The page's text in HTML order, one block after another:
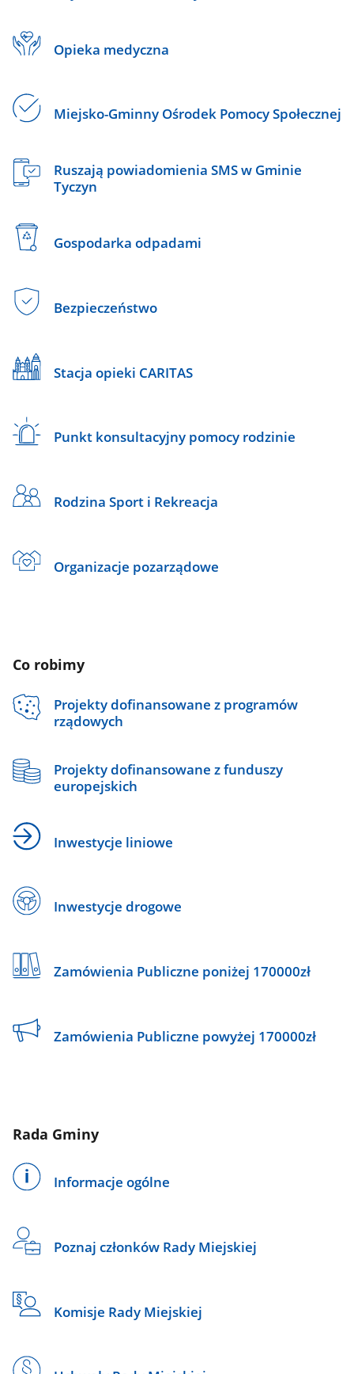
Opieka medyczna
Miejsko-Gminny Ośrodek Pomocy Społecznej
Ruszają powiadomienia SMS w Gminie
Tyczyn
Gospodarka odpadami
Bezpieczeństwo
Stacja opieki CARITAS
Punkt konsultacyjny pomocy rodzinie
Rodzina Sport i Rekreacja
Organizacje pozarządowe
Co robimy
Projekty dofinansowane z programów
rządowych
Projekty dofinansowane z funduszy
europejskich
Inwestycje liniowe
Inwestycje drogowe
Zamówienia Publiczne poniżej 170000zł
Zamówienia Publiczne powyżej 170000zł
Rada Gminy
Informacje ogólne
Poznaj członków Rady Miejskiej
Komisje Rady Miejskiej